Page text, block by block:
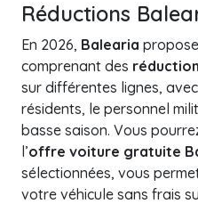
Réductions
En 2026, Balearia
comprenant des
sur différentes lignes,
résidents, le personnel
basse saison. Vous
l’offre voiture gratuite
sélectionnées, vous
votre véhicule sans frais